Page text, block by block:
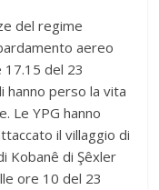
del regime
aereo
17.15 del 23
hanno perso la vita
Le YPG hanno
il villaggio di
Kobanê di Şêxler
ore 10 del 23